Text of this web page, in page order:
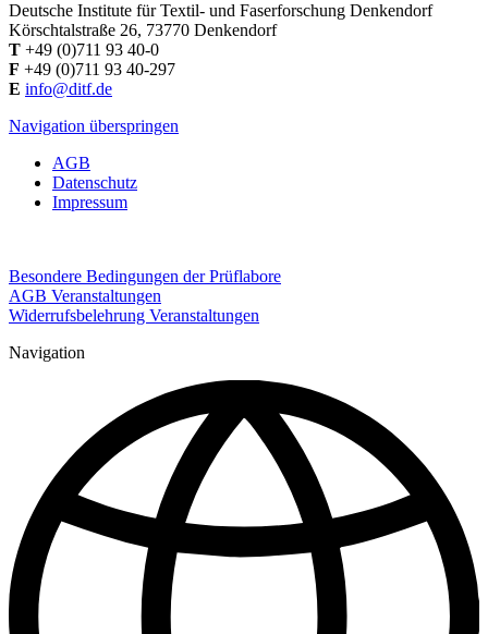
Deutsche Institute für Textil- und Faserforschung Denkendorf
Körschtalstraße 26, 73770 Denkendorf
T +49 (0)711 93 40-0
F +49 (0)711 93 40-297
E info@ditf.de
Navigation überspringen
AGB
Datenschutz
Impressum
Besondere Bedingungen der Prüflabore
AGB Veranstaltungen
Widerrufsbelehrung Veranstaltungen
Navigation